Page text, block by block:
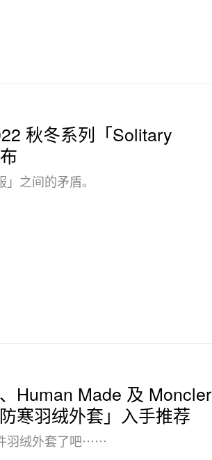
秋冬系列「Solitary
之间的矛盾。
Human Made 及 Moncler
寒羽绒外套」入手推荐
羽绒外套了吧⋯⋯